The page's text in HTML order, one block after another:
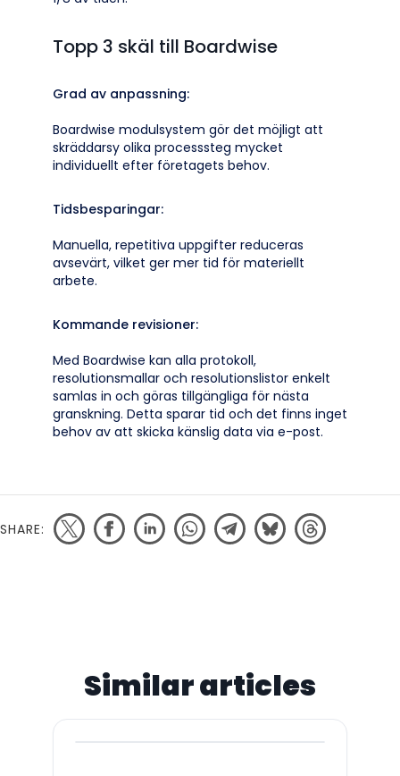
Topp 3 skäl till Boardwise
Grad av anpassning:
Boardwise modulsystem gör det möjligt att
skräddarsy olika processsteg mycket
individuellt efter företagets behov.
Tidsbesparingar:
Manuella, repetitiva uppgifter reduceras
avsevärt, vilket ger mer tid för materiellt
arbete.
Kommande revisioner:
Med Boardwise kan alla protokoll,
resolutionsmallar och resolutionslistor enkelt
samlas in och göras tillgängliga för nästa
granskning. Detta sparar tid och det finns inget
behov av att skicka känslig data via e-post.
SHARE:
Similar articles